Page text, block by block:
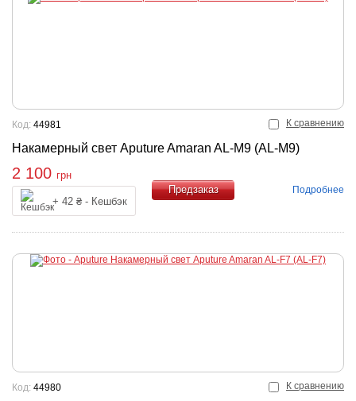
К сравнению
Накамерный свет Aputure Amaran AL-M9 (AL-M9)
Код: 44981
2 100 грн
+ 42 ₴ - Кешбэк
Подробнее
К сравнению
Код: 44980